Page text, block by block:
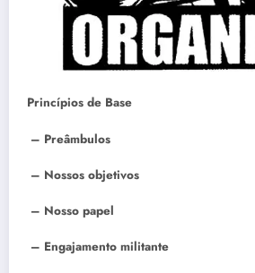
Princípios de Base
 – Preâmbulos
 – Nossos objetivos
 – Nosso papel
 – Engajamento militante